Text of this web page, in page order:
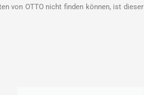
von OTTO nicht finden können, ist dieser